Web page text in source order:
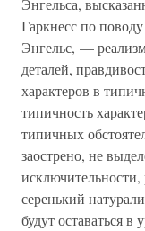
Энгельса,
Гаркнесс по
Энгельс, —
деталей,
характеров в
типичность
типичных
заострено, не
исключительности,
серенький
будут оставаться